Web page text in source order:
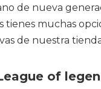
de nueva
tienes muchas
de nuestra
of